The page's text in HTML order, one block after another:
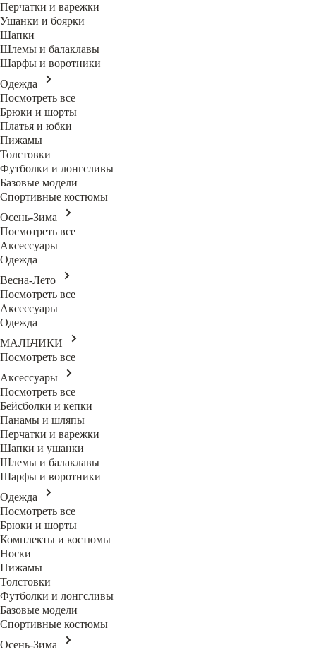
Перчатки и варежки
Ушанки и боярки
Шапки
Шлемы и балаклавы
Шарфы и воротники
Одежда
Посмотреть все
Брюки и шорты
Платья и юбки
Пижамы
Толстовки
Футболки и лонгсливы
Базовые модели
Спортивные костюмы
Осень-Зима
Посмотреть все
Аксессуары
Одежда
Весна-Лето
Посмотреть все
Аксессуары
Одежда
МАЛЬЧИКИ
Посмотреть все
Аксессуары
Посмотреть все
Бейсболки и кепки
Панамы и шляпы
Перчатки и варежки
Шапки и ушанки
Шлемы и балаклавы
Шарфы и воротники
Одежда
Посмотреть все
Брюки и шорты
Комплекты и костюмы
Носки
Пижамы
Толстовки
Футболки и лонгсливы
Базовые модели
Спортивные костюмы
Осень-Зима